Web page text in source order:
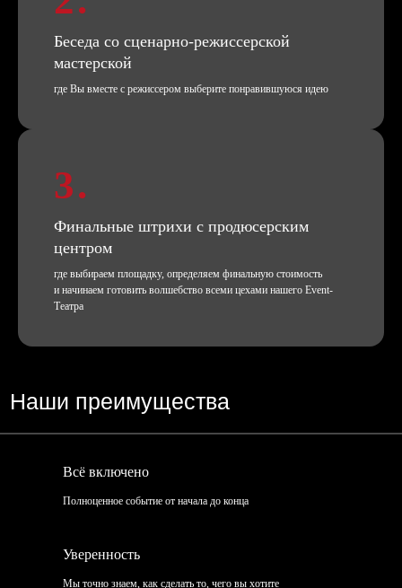
Беседа со сценарно-режиссерской
мастерской
где Вы вместе с режиссером выберите понравившуюся идею
3.
Финальные штрихи с продюсерским
центром
где выбираем площадку, определяем финальную стоимость
и начинаем готовить волшебство всеми цехами нашего Event-
Театра
Всё включено
Полноценное событие от начала до конца
Уверенность
Мы точно знаем, как сделать то, чего вы хотите
праздник начинался уже сегодня
с директором
Съемка интервью с директором
Розыгрыш «подсадной
Написание и запись песни с вами и нашими
Пригласите всех на праздник самым